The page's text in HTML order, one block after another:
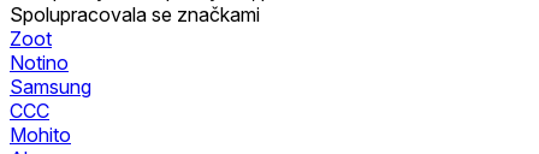
Spolupracovala se značkami
Zoot
Notino
Samsung
CCC
Mohito